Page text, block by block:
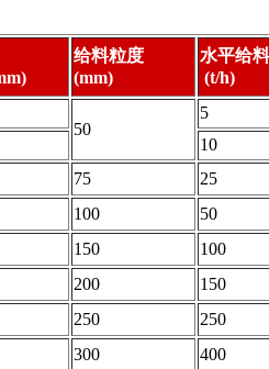
给料粒度
(mm)
水平给
(t/h)
50
5
10
75
25
100
50
150
100
200
150
250
250
300
400